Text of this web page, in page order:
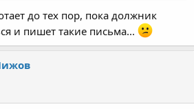
до тех пор, пока должник
и пишет такие письма...